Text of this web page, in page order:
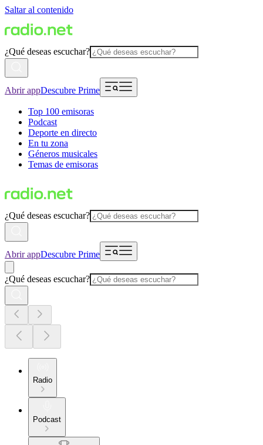
Saltar al contenido
¿Qué deseas escuchar?
Abrir appDescubre Prime
Top 100 emisoras
Podcast
Deporte en directo
En tu zona
Géneros musicales
Temas de emisoras
¿Qué deseas escuchar?
Abrir appDescubre Prime
¿Qué deseas escuchar?
Radio
Podcast